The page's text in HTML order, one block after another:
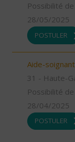
Possibilité
28/05/2025
POSTULER
Aide-
31 - Haute-
Possibilité
28/04/2025
POSTULER